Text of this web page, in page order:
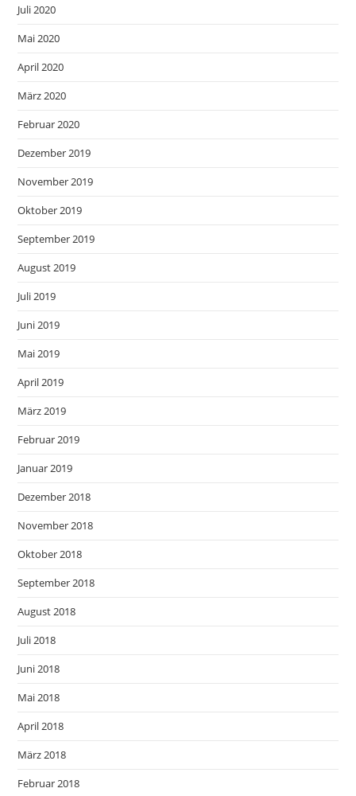
Juli 2020
Mai 2020
April 2020
März 2020
Februar 2020
Dezember 2019
November 2019
Oktober 2019
September 2019
August 2019
Juli 2019
Juni 2019
Mai 2019
April 2019
März 2019
Februar 2019
Januar 2019
Dezember 2018
November 2018
Oktober 2018
September 2018
August 2018
Juli 2018
Juni 2018
Mai 2018
April 2018
März 2018
Februar 2018